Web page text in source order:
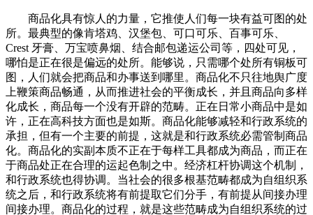
商品化具有惊人的力量，它推使人们每一块有益可图的处
所。最典型的像肯塔鸡、汉堡包、可口可乐、百事可乐、
Crest 牙膏、万宝喷鼻烟、结合邮包递运公司等，四处可见，
哪怕是正在很是偏远的处所。能够说，只需哪个处所有铜板可
图，人们就会把商品和办事送到哪里。商品化不只往地舆广度
上鞭策商品畅通，从而推进社会的平衡成长，并且商品向多样
化成长，商品每一个没有开辟的范畴。正在日常小商品中是如
许，正在高科技方面也是如斯。商品化能够减轻和行政系统的
承担，但有一个主要的前提，这就是和行政系统必需管制商品
化。商品化的实副本质不正在于每样工具都成为商品，而正在
于商品处正在合理的运起色制之中。经济杠杆协调这个机制，
和行政系统也得协调。当社会的很多根基范畴都成为自组织系
统之后，和行政系统将有前提取它们分手，有前提从间接办理
间接办理。商品化的过程，就是这些范畴成为自组织系统的过